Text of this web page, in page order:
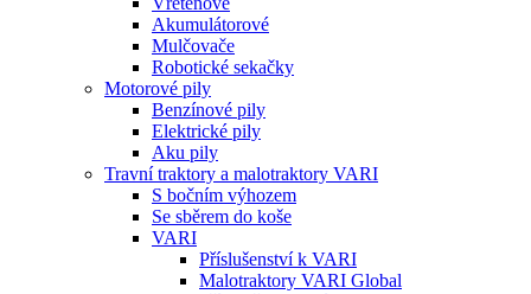
Akumulátorové
Mulčovače
Robotické sekačky
Motorové pily
Benzínové pily
Elektrické pily
Aku pily
Travní traktory a malotraktory VARI
S bočním výhozem
Se sběrem do koše
VARI
Příslušenství k VARI
Malotraktory VARI Global